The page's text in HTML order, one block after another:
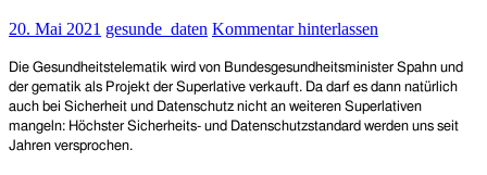
20. Mai 2021 gesunde_daten Kommentar hinterlassen
Die Gesundheitstelematik wird von Bundesgesundheitsminister Spahn und
der gematik als Projekt der Superlative verkauft. Da darf es dann natürlich
auch bei Sicherheit und Datenschutz nicht an weiteren Superlativen
mangeln: Höchster Sicherheits- und Datenschutzstandard werden uns seit
Jahren versprochen.